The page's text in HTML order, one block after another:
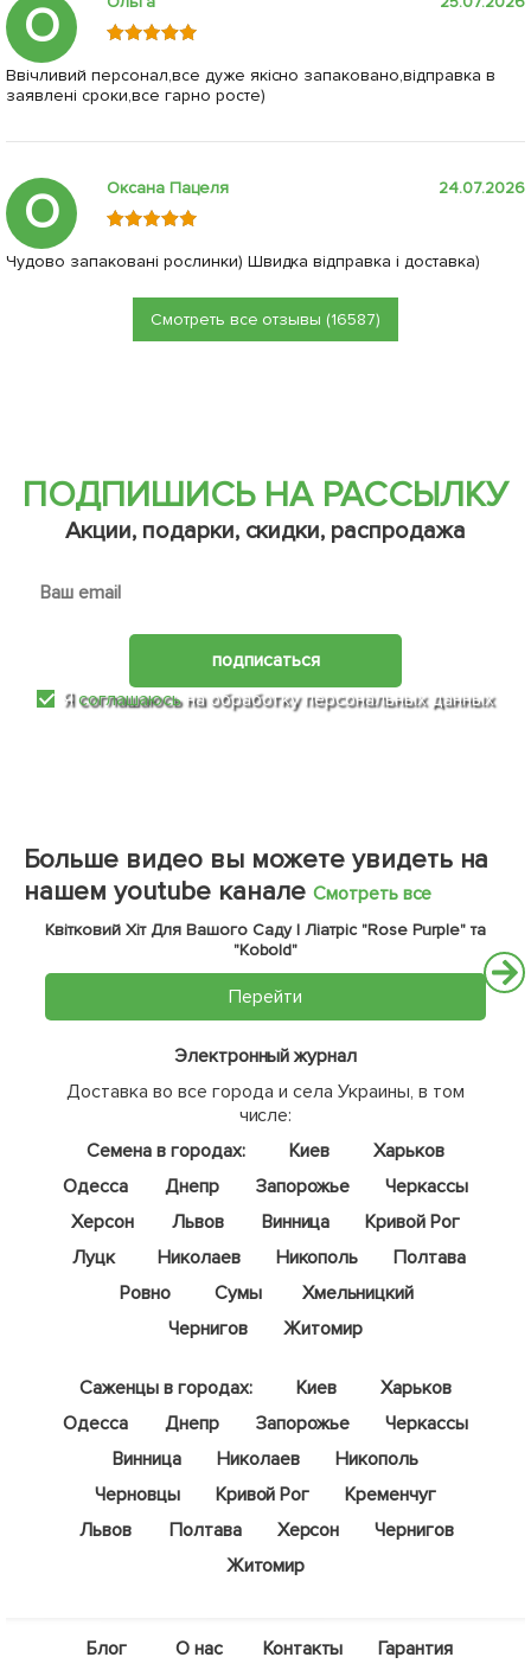
О
Ввічливий персонал,все дуже якісно запаковано,відправка в
заявлені сроки,все гарно росте)
О Оксана Пацеля 24.07.2026
Чудово запаковані рослинки) Швидка відправка і доставка)
Смотреть все отзывы (16587)
ПОДПИШИСЬ НА РАССЫЛКУ
Акции, подарки, скидки, распродажа
подписаться
Ясоглашаюсьна обработку персональных данных
Больше видео вы можете увидеть на
нашем youtube канале Смотреть все
Квітковий Хіт Для Вашого Саду | Ліатріс "Rose Purple" та
"Kobold"
Перейти
Электронный журнал
Доставка во все города и села Украины, в том
числе:
Семена в городах:
Киев
Харьков
Одесса
Днепр Запорожье
Черкассы
Херсон
Львов Винница
Кривой Рог
Луцк
Николаев Никополь
Полтава
Ровно
Сумы
Хмельницкий
Чернигов
Житомир
Саженцы в городах: Киев
Харьков
Одесса
Днепр Запорожье
Черкассы
Винница
Николаев
Никополь
Черновцы
Кривой Рог
Кременчуг
Львов
Полтава Херсон
Чернигов
Житомир
Блог О нас Контакты
Гарантия